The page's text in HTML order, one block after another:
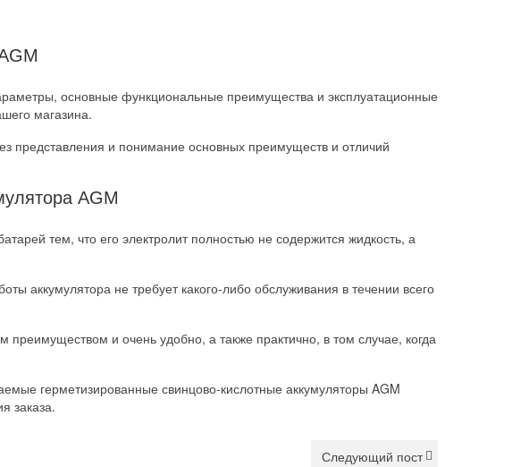
основные функциональные преимущества и эксплуатационные
магазина.
представления и понимание основных преимуществ и отличий
AGM
тем, что его электролит полностью не содержится жидкость, а
аккумулятора не требует какого-либо обслуживания в течении всего
преимуществом и очень удобно, а также практично, в том случае, когда
герметизированные свинцово-кислотные аккумуляторы AGM
заказа.
Следующий пост